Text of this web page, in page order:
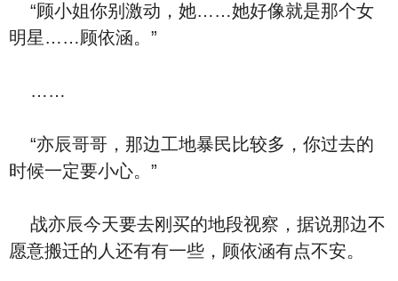
“顾小姐你别激动，她……她好像就是那个女
明星……顾依涵。”
……
“亦辰哥哥，那边工地暴民比较多，你过去的
时候一定要小心。”
战亦辰今天要去刚买的地段视察，据说那边不
愿意搬迁的人还有有一些，顾依涵有点不安。